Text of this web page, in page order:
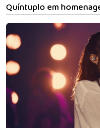
Quíntuplo em